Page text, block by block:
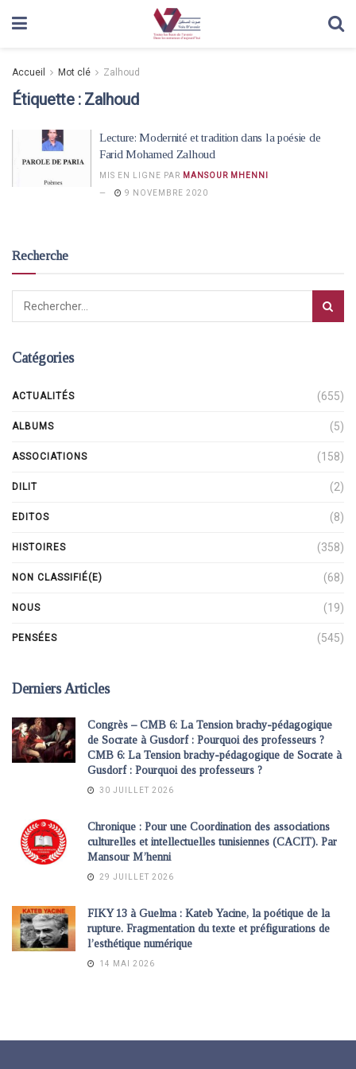
Accueil Mot clé Zalhoud
Étiquette : Zalhoud
Lecture: Modernité et tradition dans la poésie de
Farid Mohamed Zalhoud
MIS EN LIGNE PAR MANSOUR MHENNI
9 NOVEMBRE 2020
Recherche
Catégories
ACTUALITÉS (655)
ALBUMS (5)
ASSOCIATIONS (158)
DILIT (2)
EDITOS (8)
HISTOIRES (358)
NON CLASSIFIÉ(E) (68)
NOUS (19)
PENSÉES (545)
Derniers Articles
Congrès – CMB 6: La Tension brachy-pédagogique
de Socrate à Gusdorf : Pourquoi des professeurs ?
CMB 6: La Tension brachy-pédagogique de Socrate à
Gusdorf : Pourquoi des professeurs ?
30 JUILLET 2026
Chronique : Pour une Coordination des associations
culturelles et intellectuelles tunisiennes (CACIT). Par
Mansour M’henni
29 JUILLET 2026
FIKY 13 à Guelma : Kateb Yacine, la poétique de la
rupture. Fragmentation du texte et préfigurations de
l’esthétique numérique
14 MAI 2026